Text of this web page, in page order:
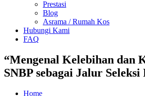
Prestasi
Blog
Asrama / Rumah Kos
Hubungi Kami
FAQ
“Mengenal Kelebihan dan
SNBP sebagai Jalur Seleksi
Home